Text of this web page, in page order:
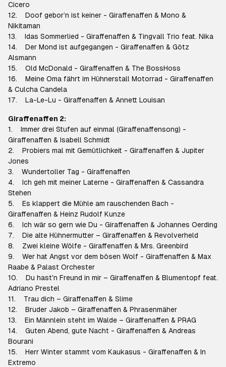
Cicero
12. Doof gebor’n ist keiner - Giraffenaffen & Mono &
Nikitaman
13. Idas Sommerlied - Giraffenaffen & Tingvall Trio feat. Nika
14. Der Mond ist aufgegangen - Giraffenaffen & Götz
Alsmann
15. Old McDonald - Giraffenaffen & The BossHoss
16. Meine Oma fährt im Hühnerstall Motorrad - Giraffenaffen
& Culcha Candela
17. La-Le-Lu - Giraffenaffen & Annett Louisan
Giraffenaffen 2:
1. Immer drei Stufen auf einmal (Giraffenaffensong) -
Giraffenaffen & Isabell Schmidt
2. Probiers mal mit Gemütlichkeit - Giraffenaffen & Jupiter
Jones
3. Wundertoller Tag - Giraffenaffen
4. Ich geh mit meiner Laterne - Giraffenaffen & Cassandra
Stehen
5. Es klappert die Mühle am rauschenden Bach -
Giraffenaffen & Heinz Rudolf Kunze
6. Ich wär so gern wie Du - Giraffenaffen & Johannes Oerding
7. Die alte Hühnermutter – Giraffenaffen & Revolverheld
8. Zwei kleine Wölfe - Giraffenaffen & Mrs. Greenbird
9. Wer hat Angst vor dem bösen Wolf - Giraffenaffen & Max
Raabe & Palast Orchester
10. Du hast'n Freund in mir – Giraffenaffen & Blumentopf feat.
Adriano Prestel
11. Trau dich – Giraffenaffen & Slime
12. Bruder Jakob – Giraffenaffen & Phrasenmäher
13. Ein Männlein steht im Walde – Giraffenaffen & PRAG
14. Guten Abend, gute Nacht - Giraffenaffen & Andreas
Bourani
15. Herr Winter stammt vom Kaukasus - Giraffenaffen & In
Extremo